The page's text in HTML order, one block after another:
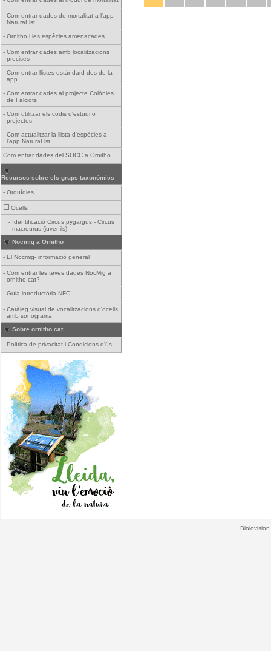
- Com entrar dades de mortalitat a l'app
NaturaList
- Ornitho i les espècies amenaçades
- Com entrar dades amb localitzacions
precises
- Com entrar llistes estàndard des de la
app
- Com entrar dades al projecte Colònies
de Falciots
- Com utilitzar els codis d'estudi o
projectes
- Com actualitzar la llista d'espècies a
l'app NaturaList
Com entrar dades del SOCC a Ornitho
Recursos sobre els grups taxonòmics
- Orquídies
Ocells
- Identificació Circus pygargus - Circus
macrourus (juvenils)
Nocmig a Ornitho
- El Nocmig- informació general
- Com entrar les teves dades NocMig a
ornitho.cat?
- Guia introductòria NFC
- Catàleg visual de vocalitzacions d'ocells
amb sonograma
Sobre ornitho.cat
- Política de privacitat i Condicions d'ús
Biolovision